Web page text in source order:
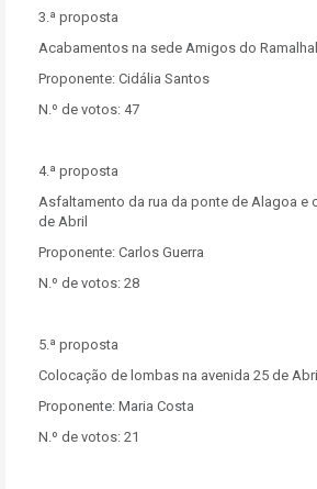
3.ª proposta
Acabamentos na sede Amigos do Ramalhal
Proponente: Cidália Santos
N.º de votos: 47
4.ª proposta
Asfaltamento da rua da ponte de Alagoa e
de Abril
Proponente: Carlos Guerra
N.º de votos: 28
5.ª proposta
Colocação de lombas na avenida 25 de Abril
Proponente: Maria Costa
N.º de votos: 21